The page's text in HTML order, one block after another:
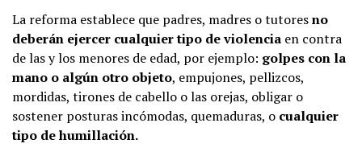
La reforma establece que padres, madres o tutoresno
deberán ejercer cualquier tipo de violencia en contra
de las y los menores de edad, por ejemplo: golpes con la
mano o algún otro objeto, empujones, pellizcos,
mordidas, tirones de cabello o las orejas, obligar o
sostener posturas incómodas, quemaduras, o cualquier
tipo de humillación.